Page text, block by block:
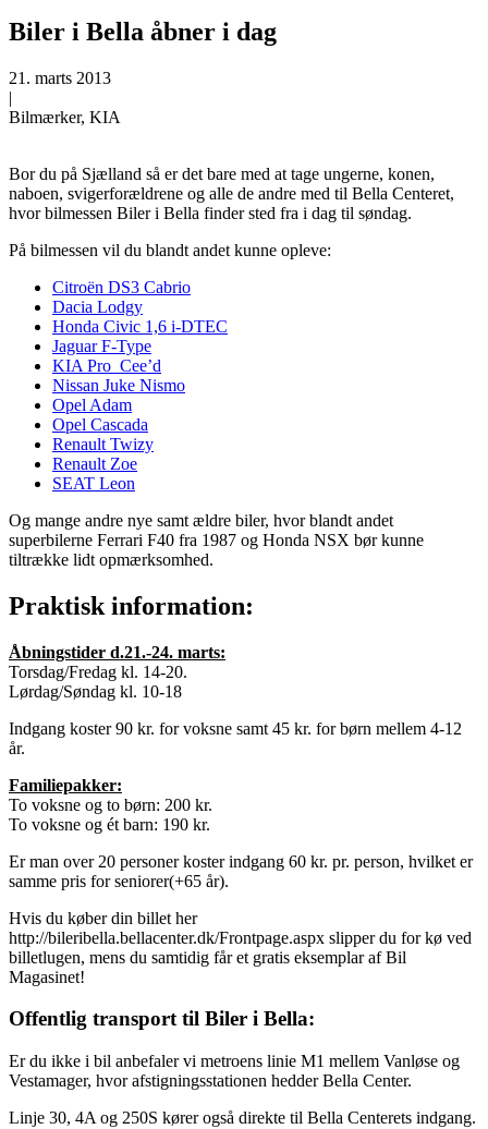
Biler i Bella åbner i dag
21. marts 2013
|
Bilmærker, KIA
Bor du på Sjælland så er det bare med at tage ungerne, konen,
naboen, svigerforældrene og alle de andre med til Bella Centeret,
hvor bilmessen Biler i Bella finder sted fra i dag til søndag.
På bilmessen vil du blandt andet kunne opleve:
Citroën DS3 Cabrio
Dacia Lodgy
Honda Civic 1,6 i-DTEC
Jaguar F-Type
KIA Pro_Cee’d
Nissan Juke Nismo
Opel Adam
Opel Cascada
Renault Twizy
Renault Zoe
SEAT Leon
Og mange andre nye samt ældre biler, hvor blandt andet
superbilerne Ferrari F40 fra 1987 og Honda NSX bør kunne
tiltrække lidt opmærksomhed.
Praktisk information:
Åbningstider d.21.-24. marts:
Torsdag/Fredag kl. 14-20.
Lørdag/Søndag kl. 10-18
Indgang koster 90 kr. for voksne samt 45 kr. for børn mellem 4-12
år.
Familiepakker:
To voksne og to børn: 200 kr.
To voksne og ét barn: 190 kr.
Er man over 20 personer koster indgang 60 kr. pr. person, hvilket er
samme pris for seniorer(+65 år).
Hvis du køber din billet her
http://bileribella.bellacenter.dk/Frontpage.aspx slipper du for kø ved
billetlugen, mens du samtidig får et gratis eksemplar af Bil
Magasinet!
Offentlig transport til Biler i Bella:
Er du ikke i bil anbefaler vi metroens linie M1 mellem Vanløse og
Vestamager, hvor afstigningsstationen hedder Bella Center.
Linje 30, 4A og 250S kører også direkte til Bella Centerets indgang.